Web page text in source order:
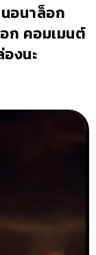
อนาล็อก
ก คอมเมนต์
งนะ